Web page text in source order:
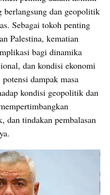
berlangsung dan geopolitik
Sebagai tokoh penting
Palestina, kematian
bagi dinamika
dan kondisi ekonomi
dampak masa
kondisi geopolitik dan
dan tindakan pembalasan